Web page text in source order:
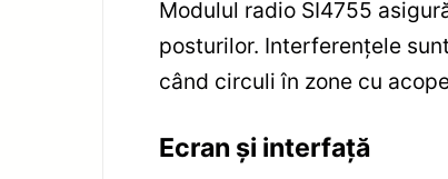
Modulul radio SI4755
posturilor. Interferențele
când circuli în zone cu
Ecran și interfață